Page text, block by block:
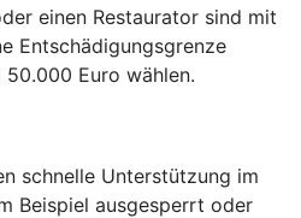
einen Restaurator sind mit
Entschädigungsgrenze
Euro wählen.
schnelle Unterstützung im
Beispiel ausgesperrt oder